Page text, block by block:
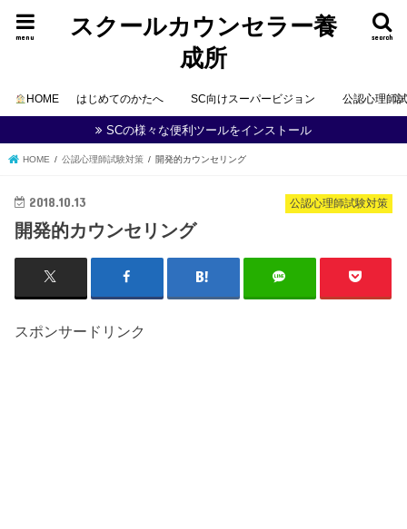
スクールカウンセラー養
成所
search
menu
HOME はじめてのかたへ SC向けスーパービジョン 公認心理師
SCの様々な便利ツールをインストール
HOME 公認心理師試験対策 開発的カウンセリング
公認心理師試験対策
2018.10.13
開発的カウンセリング
スポンサードリンク